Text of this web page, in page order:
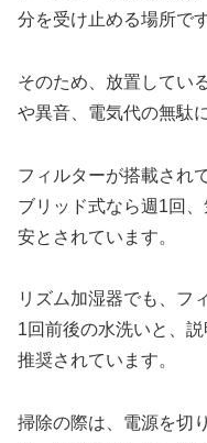
分を受け止める場所です
そのため、放置してい
や異音、電気代の無駄
フィルターが搭載され
ブリッド式なら週1回
安とされています。
リズム加湿器でも、フ
1回前後の水洗いと、
推奨されています。
掃除の際は、電源を切